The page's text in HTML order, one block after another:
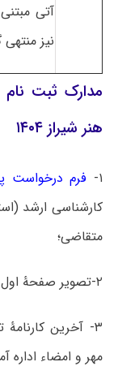
آتی
نیز منتهی
مدارک ثبت نام
هنر شیراز ۱۴۰۴
۱- فرم درخواست
کارشناسی ارشد
متقاضی؛
۲-تصویر صفحۀ اول شناسنامه و کارت ملی متقاضی؛
مهر و امضاء اداره